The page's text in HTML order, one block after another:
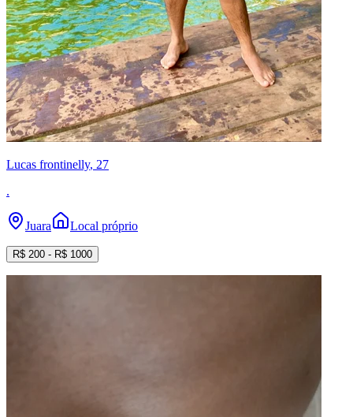
Lucas frontinelly, 27
.
Juara Local próprio
R$ 200 - R$ 1000